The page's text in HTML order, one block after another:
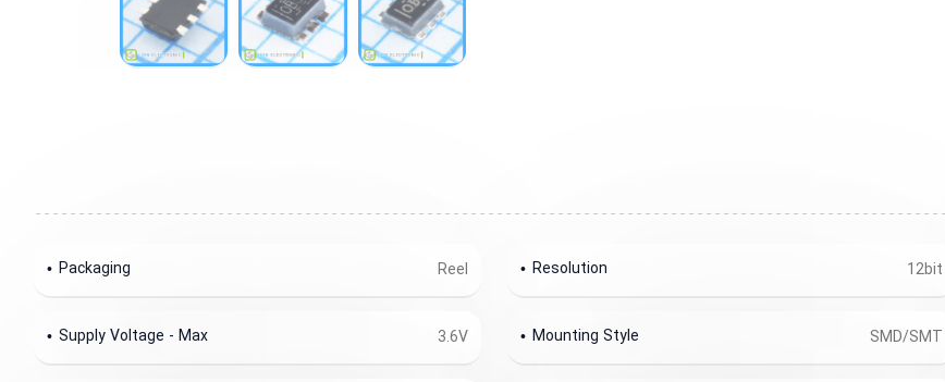
12bit
Resolution
Reel
Packaging
SMD/SMT
Mounting Style
3.6V
Supply Voltage - Max